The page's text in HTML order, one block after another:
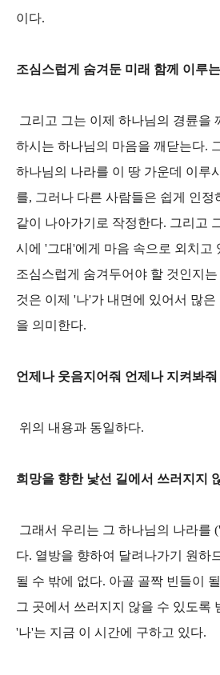
이다.
조심스럽게 숨겨둔 미래 함께 이루
그리고 그는 이제 하나님의 경륜을
하시는 하나님의 마음을 깨닫는다.
하나님의 나라를 이 땅 가운데 이루
를, 그러나 다른 사람들은 쉽게 인정
같이 나아가기로 작정한다. 그리고
시에 '그대'에게 마음 속으로 외치고
조심스럽게 숨겨두어야 할 것인지
것은 이제 '나'가 내면에 있어서 많
을 의미한다.
언제나 웃음지어줘 언제나 지켜봐줘
위의 내용과 동일하다.
희망을 향한 낯선 길에서 쓰러지지
그래서 우리는 그 하나님의 나라를
다. 열방을 향하여 달려나가기 원하
될 수 밖에 없다. 아골 골짝 빈들이
그 곳에서 쓰러지지 않을 수 있도록
'나'는 지금 이 시간에 구하고 있다.